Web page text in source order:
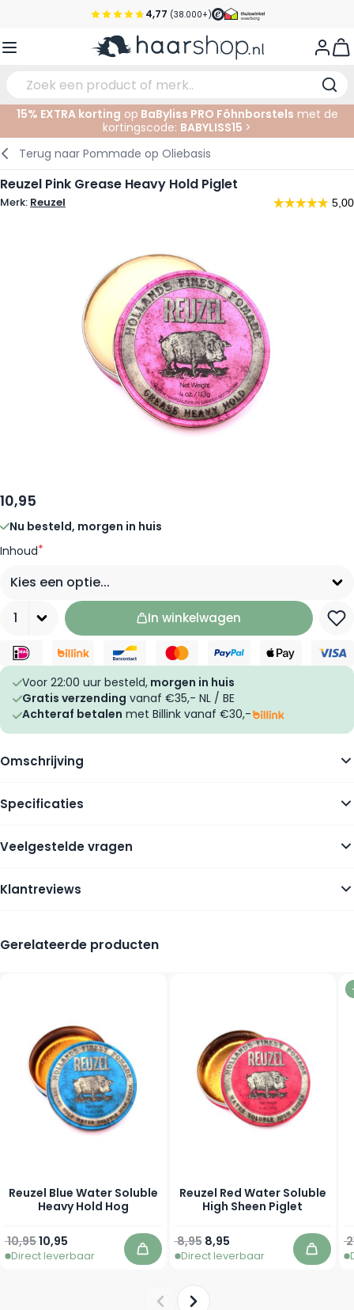
Ga naar de inhoud (38.000+)
Voor 22:00 uur besteld, morgen in huis*
Gratis verzending vanaf €35,-
Pick-up points
Service & Contact
Verzorging
Haarstyling
Haarkleuringen
Haar verlengen
Baby & Kind
Gezichtsverzorging
Lichaamsverzorging
Tanning
Supplementen
Wenkbrauwen
Ogen
Lippen
Nagelproducten
Nagel Accessoires
Haarproducten
Scheerproducten
Baardproducten
Elektrisch
Scheren
Knipbenodigdheden
In de Salon
Knippen
Kleuren
15% EXTRA korting op BaByliss PRO Föhnborstels met de
kortingscode: BABYLISS15 >
Terug naar Pommade op Oliebasis
Reuzel Pink Grease Heavy Hold Piglet
Merk: Reuzel
10,95
Nu besteld, morgen in huis
Inhoud*
In winkelwagen
Voor 22:00 uur besteld, morgen in huis
Gratis verzending vanaf €35,- NL / BE
Achteraf betalen met Billink vanaf €30,-
Omschrijving
Specificaties
Veelgestelde vragen
Klantreviews
Gerelateerde producten
Navigating through the elements of the carousel is possible
Reuzel Blue Water Soluble
Heavy Hold Hog
Vanaf
10,95
Normale prijs
10,95
Direct leverbaar In winkelwagen
Reuzel Red Water Soluble
High Sheen Piglet
Vanaf
8,95
Normale prijs
8,95
Direct leverbaar In